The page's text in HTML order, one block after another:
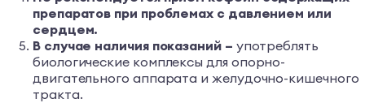
препаратов при проблемах с давлением или
сердцем.
В случае наличия показаний – употреблять
биологические комплексы для опорно-
двигательного аппарата и желудочно-кишечного
тракта.